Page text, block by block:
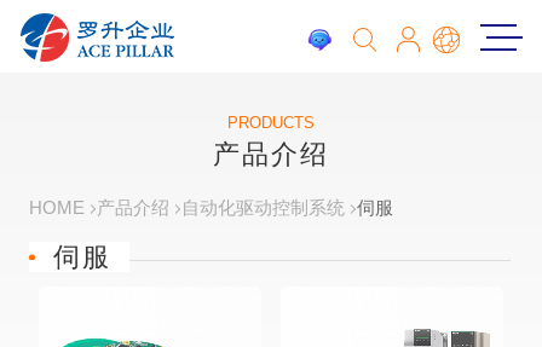
PRODUCTS
产品介绍
HOME 产品介绍 自动化驱动控制系统 伺服
伺服